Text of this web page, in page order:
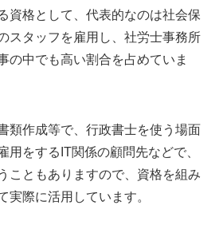
資格として、代表的なのは社会保
スタッフを雇用し、社労士事務所
の中でも高い割合を占めていま
類作成等で、行政書士を使う場面
用をするIT関係の顧問先などで、
こともありますので、資格を組み
実際に活用しています。